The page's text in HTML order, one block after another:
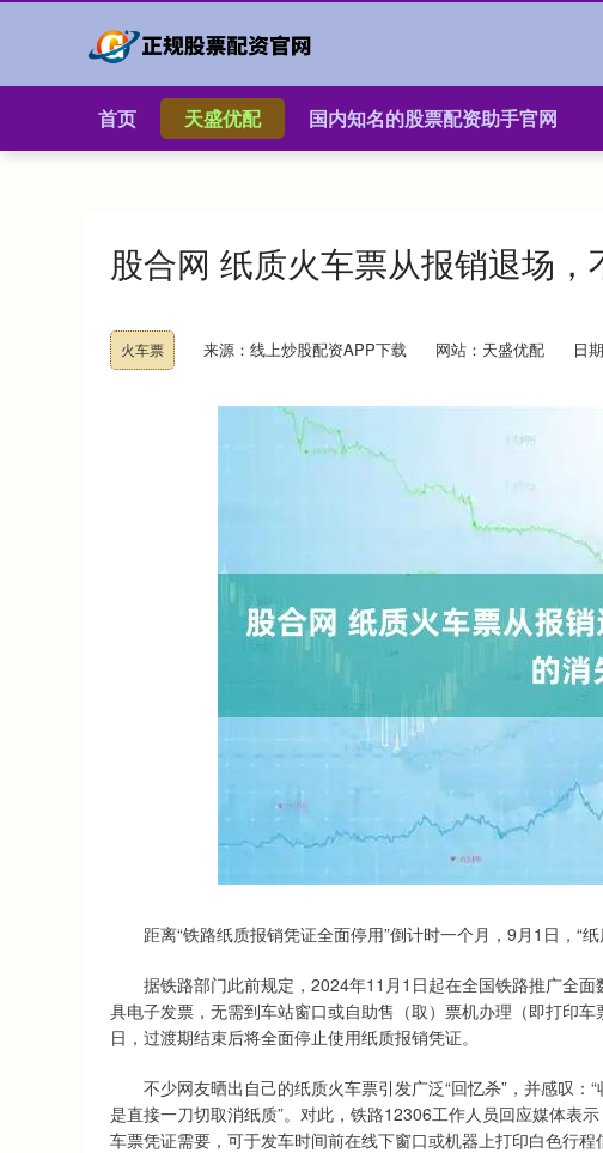
首页 天盛优配 国内知名的股票配资助手官网
股合网 纸质火车票从报销退场
火车票 来源：线上炒股配资APP下载 网站：天盛优配 日
距离“铁路纸质报销凭证全面停用”倒计时一个月，9月1日，“纸
据铁路部门此前规定，2024年11月1日起在全国铁路推广全面
具电子发票，无需到车站窗口或自助售（取）票机办理（即打印
日，过渡期结束后将全面停止使用纸质报销凭证。
不少网友晒出自己的纸质火车票引发广泛“回忆杀”，并感叹：“
是直接一刀切取消纸质”。对此，铁路12306工作人员回应媒体表
车票凭证需要，可于发车时间前在线下窗口或机器上打印白色行程
深证成指 200.89